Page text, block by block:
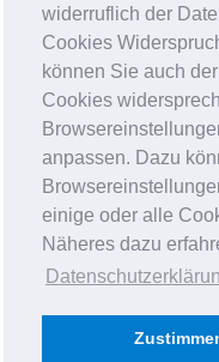
widerruflich der
Cookies
können Sie auch
Cookies
anpassen. Dazu
einige oder alle
Näheres dazu